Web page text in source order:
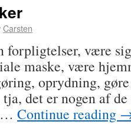
Carsten
forpligtelser, være
maske, være
oprydning,
det er nogen af
… Continue reading